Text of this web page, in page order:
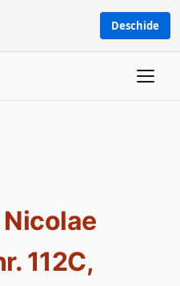
Deschide
Nicolae
112C,